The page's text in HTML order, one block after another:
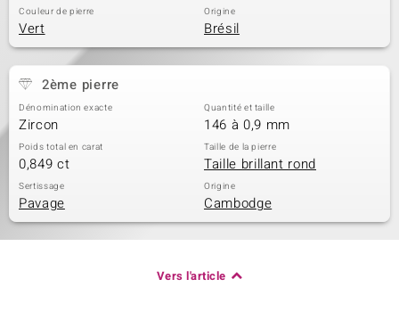
Couleur de pierre
Vert
Origine
Brésil
2ème pierre
Dénomination exacte
Zircon
Quantité et taille
146 à 0,9 mm
Poids total en carat
0,849 ct
Taille de la pierre
Taille brillant rond
Sertissage
Pavage
Origine
Cambodge
Vers l'article